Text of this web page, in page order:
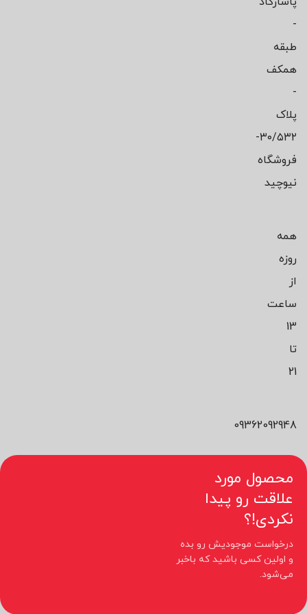
-
طبقه
همکف
-
پلاک
۳۰/۵۳۲-
فروشگاه
نیوچید
همه
روزه
از
ساعت
13
تا
21
09362092948
محصول مورد
علاقت رو پیدا
نکردی!؟
درخواست موجودیش رو بده
و اولین کسی باشید که باخبر
می‌شود.